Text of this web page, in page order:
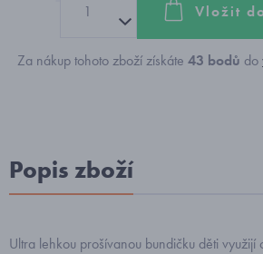
Vložit
Za nákup tohoto zboží získáte 43 bodů do
Popis zboží
Ultra lehkou prošívanou bundičku děti využijí